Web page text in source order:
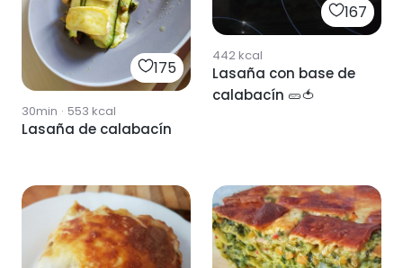
175
30min · 553 kcal
Lasaña de calabacín
167
442kcal
Lasaña con base de
calabacín 🥒🍅